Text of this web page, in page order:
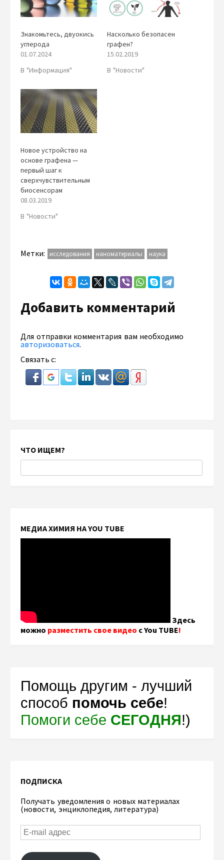
Знакомьтесь, двуокись
углерода
01.07.2024
В "Информация"
Насколько безопасен
графен?
15.02.2019
В "Новости"
Новое устройство на
основе графена —
первый шаг к
сверхчувствительным
биосенсорам
08.03.2019
В "Новости"
Метки: исследования наноматериалы наука
Добавить комментарий
Для отправки комментария вам необходимо
авторизоваться.
Связать с:
ЧТО ИЩЕМ?
МЕДИА ХИМИЯ НА YOU TUBE
Здесь
можно разместить свое видео с You TUBE!
Помощь другим - лучший
способ помочь себе!
Помоги себе СЕГОДНЯ!)
ПОДПИСКА
Получать уведомления о новых материалах
(новости, энциклопедия, литература)